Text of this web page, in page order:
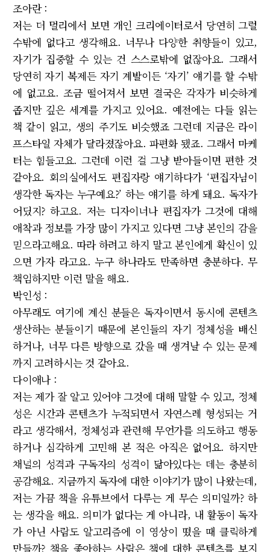
조아란 :
저는 더 멀리에서 보면 개인 크리에이터로서 당연히 그럴
수밖에 없다고 생각해요. 너무나 다양한 취향들이 있고,
자기가 집중할 수 있는 건 스스로밖에 없잖아요. 그래서
당연히 자기 복제든 자기 계발이든 ‘자기’ 얘기를 할 수밖
에 없고요. 조금 떨어져서 보면 결국은 각자가 비슷하게
좁지만 깊은 세계를 가지고 있어요. 예전에는 다들 읽는
책 같이 읽고, 생의 주기도 비슷했죠 그런데 지금은 라이
프스타일 자체가 달라졌잖아요. 파편화 됐죠. 그래서 마케
터는 힘들고요. 그런데 이런 걸 그냥 받아들이면 편한 것
같아요. 회의실에서도 편집자랑 얘기하다가 ‘편집자님이
생각한 독자는 누구예요?’ 하는 얘기를 하게 돼요. 독자가
어딨지? 하고요. 저는 디자이너나 편집자가 그것에 대해
애착과 정보를 가장 많이 가지고 있다면 그냥 본인의 감을
믿으라고해요. 따라 하려고 하지 말고 본인에게 확신이 있
으면 가자 라고요. 누구 하나라도 만족하면 충분하다. 무
책임하지만 이런 말을 해요.
박인성 :
아무래도 여기에 계신 분들은 독자이면서 동시에 콘텐츠
생산하는 분들이기 때문에 본인들의 자기 정체성을 배신
하거나, 너무 다른 방향으로 갔을 때 생겨날 수 있는 문제
까지 고려하시는 것 같아요.
다이애나 :
저는 제가 잘 알고 있어야 그것에 대해 말할 수 있고, 정체
성은 시간과 콘텐츠가 누적되면서 자연스레 형성되는 거
라고 생각해서, 정체성과 관련해 무언가를 의도하고 행동
하거나 심각하게 고민해 본 적은 아직은 없어요. 하지만
채널의 성격과 구독자의 성격이 닮아있다는 데는 충분히
공감해요. 지금까지 독자에 대한 이야기가 많이 나왔는데,
저는 가끔 책을 유튜브에서 다루는 게 무슨 의미일까? 하
는 생각을 해요. 의미가 없다는 게 아니라, 내 활동이 독자
가 아닌 사람도 알고리즘에 이 영상이 떴을 때 클릭하게
만들까? 책을 좋아하는 사람은 책에 대한 콘텐츠를 보지